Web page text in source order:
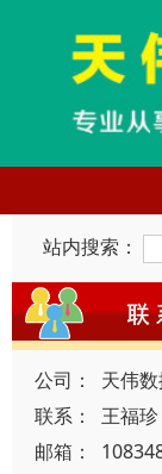
站内搜索：
公司：
天伟
联系：
王福珍
邮箱：